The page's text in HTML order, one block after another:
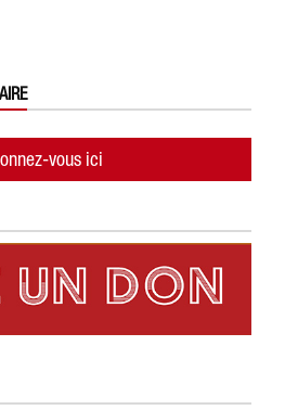
vous ici